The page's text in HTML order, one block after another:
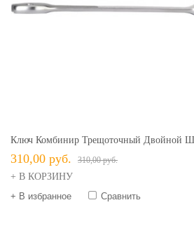
Ключ Комбинир Трещоточный Двойной
310,00 руб. 310,00 руб.
+ В КОРЗИНУ
+ В избранное
Сравнить